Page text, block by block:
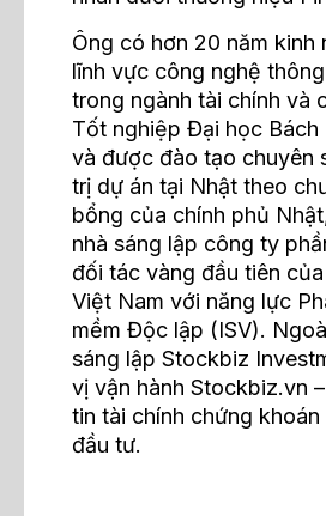
Ông có hơn 20 năm kinh
lĩnh vực công nghệ
trong ngành tài chính và
Tốt nghiệp Đại học Bách
và được đào tạo chuyên
trị dự án tại Nhật theo
bổng của chính phủ
nhà sáng lập công ty
đối tác vàng đầu tiên
Việt Nam với năng lực
mềm Độc lập (ISV).
sáng lập Stockbiz
vị vận hành Stockbiz.vn
tin tài chính chứng
đầu tư.